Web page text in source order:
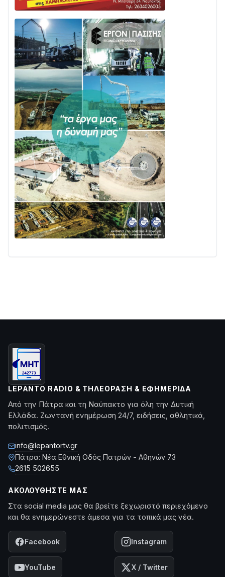
LEPANTO RADIO & ΤΗΛΕΌΡΑΣΗ & ΕΦΗΜΕΡΊΔΑ
Από την Πάτρα και τη Ναύπακτο για όλη την Δυτική
Ελλάδα. Ζωντανή ενημέρωση 24/7, ειδήσεις, αθλητικά,
πολιτισμός.
info@lepantortv.gr
Πάτρα: Νέα Εθνική Οδός Πατρών - Αθηνών 73
2615 502655
ΑΚΟΛΟΥΘΉΣΤΕ ΜΑΣ
Στα social media μας θα βρείτε ξεχωριστό περιεχόμενο
και θα ενημερώνεστε άμεσα για τα τοπικά μας νέα.
Facebook Instagram
YouTube X / Twitter